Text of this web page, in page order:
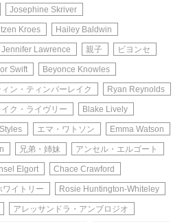
Josephine Skriver
Kroes Hailey Baldwin
Jennifer Lawrence 親子 ビヨンセ
Swift Beyonce Knowles
ン・ティンバーレイク Ryan Reynolds
イク・ライヴリー Blake Lively
エマ・ワトソン Emma Watson
兄弟・姉妹 アンセル・エルゴート
Elgort Chace Crawford
ワイトリー Rosie Huntington-Whiteley
アレッサンドラ・アンブロジオ